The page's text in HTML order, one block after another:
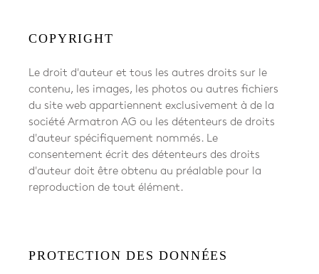
COPYRIGHT
Le droit d'auteur et tous les autres droits sur le
contenu, les images, les photos ou autres fichiers
du site web appartiennent exclusivement àde la
société Armatron AG ou les détenteurs de droits
d'auteur spécifiquement nommés. Le
consentement écrit des détenteurs des droits
d'auteur doit être obtenu au préalable pour la
reproduction de tout élément.
PROTECTION DES DONNÉES